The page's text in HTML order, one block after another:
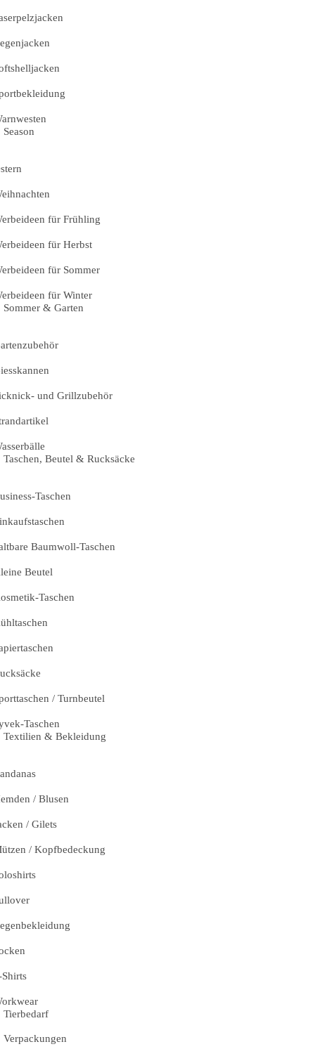
Season
für Frühling
für Herbst
für Sommer
für Winter
Sommer & Garten
und Grillzubehör
Taschen, Beutel & Rucksäcke
Taschen
Baumwoll-Taschen
Beutel
Taschen
/ Turnbeutel
Taschen
Textilien & Bekleidung
/ Blusen
/ Gilets
/ Kopfbedeckung
Shirts
Tierbedarf
Verpackungen